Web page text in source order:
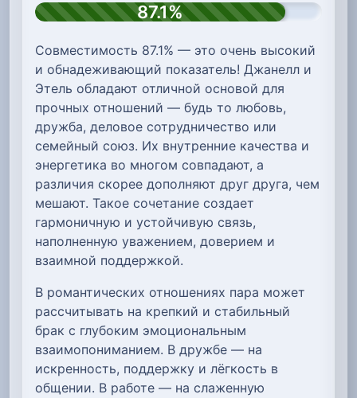
87.1%
Совместимость 87.1% — это очень высокий
и обнадеживающий показатель! Джанелл и
Этель обладают отличной основой для
прочных отношений — будь то любовь,
дружба, деловое сотрудничество или
семейный союз. Их внутренние качества и
энергетика во многом совпадают, а
различия скорее дополняют друг друга, чем
мешают. Такое сочетание создает
гармоничную и устойчивую связь,
наполненную уважением, доверием и
взаимной поддержкой.
В романтических отношениях пара может
рассчитывать на крепкий и стабильный
брак с глубоким эмоциональным
взаимопониманием. В дружбе — на
искренность, поддержку и лёгкость в
общении. В работе — на слаженную